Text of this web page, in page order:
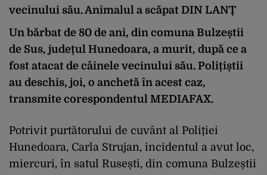
vecinului său. Animalul a scăpat DIN LANȚ
Un bărbat de 80 de ani, din comuna Bulzeștii
de Sus, județul Hunedoara, a murit, după ce a
fost atacat de câinele vecinului său. Polițiștii
au deschis, joi, o anchetă în acest caz,
transmite corespondentul MEDIAFAX.
Potrivit purtătorului de cuvânt al Poliției
Hunedoara, Carla Strujan, incidentul a avut loc,
miercuri, în satul Rusești, din comuna Bulzeștii